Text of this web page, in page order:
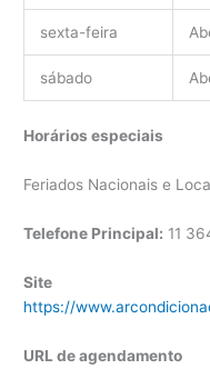
sexta-feira
sábado
Horários especiais
Feriados Nacionais e
Telefone Principal: 11
Site
https://
URL de agendamento